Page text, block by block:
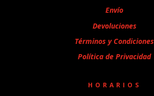
Envío
Devoluciones
Términos y Condiciones
Política de Privacidad
HORARIOS